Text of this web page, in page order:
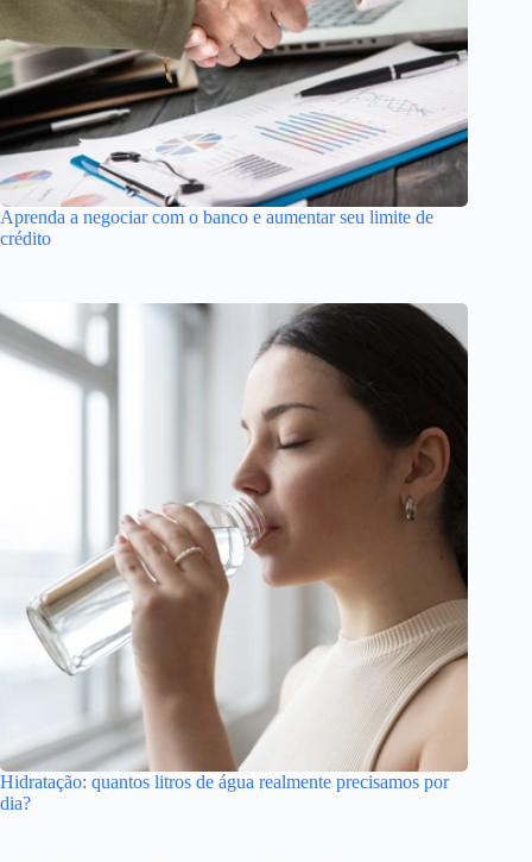
Aprenda a negociar com o banco e aumentar seu limite de
crédito
Hidratação: quantos litros de água realmente precisamos por
dia?